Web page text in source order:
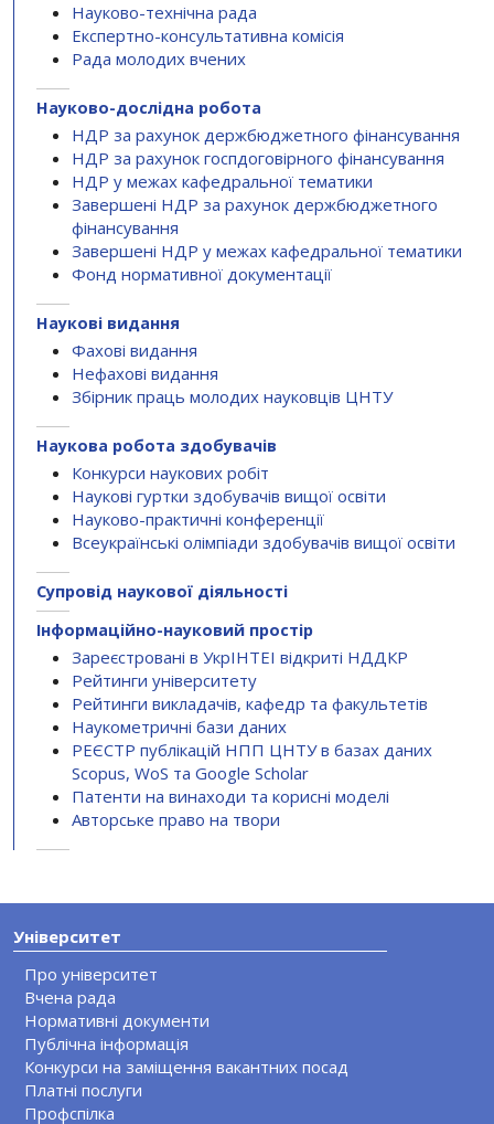
Науково-технічна рада
Експертно-консультативна комісія
Рада молодих вчених
Науково-дослідна робота
НДР за рахунок держбюджетного фінансування
НДР за рахунок госпдоговірного фінансування
НДР у межах кафедральної тематики
Завершені НДР за рахунок держбюджетного
фінансування
Завершені НДР у межах кафедральної тематики
Фонд нормативної документації
Наукові видання
Фахові видання
Нефахові видання
Збірник праць молодих науковців ЦНТУ
Наукова робота здобувачів
Конкурси наукових робіт
Наукові гуртки здобувачів вищої освіти
Науково-практичні конференції
Всеукраїнські олімпіади здобувачів вищої освіти
Супровід наукової діяльності
Інформаційно-науковий простір
Зареєстровані в УкрІНТЕІ відкриті НДДКР
Рейтинги університету
Рейтинги викладачів, кафедр та факультетів
Наукометричні бази даних
РЕЄСТР публікацій НПП ЦНТУ в базах даних
Scopus, WoS та Google Scholar
Патенти на винаходи та корисні моделі
Авторське право на твори
Університет
Про університет
Вчена рада
Нормативні документи
Публічна інформація
Конкурси на заміщення вакантних посад
Платні послуги
Профспілка